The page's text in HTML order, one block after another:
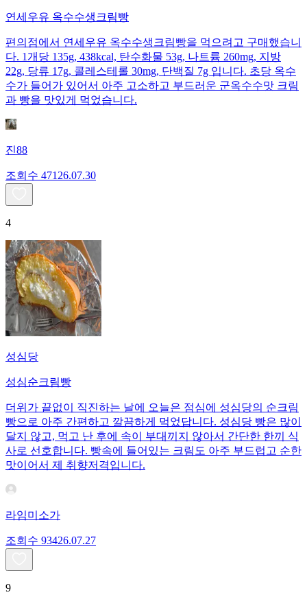
연세우유 옥수수생크림빵
편의점에서 연세우유 옥수수생크림빵을 먹으려고 구매했습니
다. 1개당 135g, 438kcal, 탄수화물 53g, 나트륨 260mg, 지방
22g, 당류 17g, 콜레스테롤 30mg, 단백질 7g 입니다. 초당 옥수
수가 들어가 있어서 아주 고소하고 부드러운 군옥수수맛 크림
과 빵을 맛있게 먹었습니다.
진88
조회수 471 26.07.30
4
성심당
성심순크림빵
더위가 끝없이 직진하는 날에 오늘은 점심에 성심당의 순크림
빵으로 아주 간편하고 깔끔하게 먹었답니다. 성심당 빵은 많이
달지 않고, 먹고 난 후에 속이 부대끼지 않아서 간단한 한끼 식
사로 선호합니다. 빵속에 들어있는 크림도 아주 부드럽고 순한
맛이어서 제 취향저격입니다.
라임미소가
조회수 93426.07.27
9